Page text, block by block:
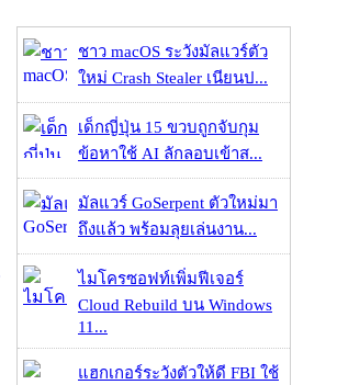
ชาว macOS ระวังมัลแวร์ตัว
ใหม่ Crash Stealer เนียนป...
เด็กญี่ปุ่น 15 ขวบถูกจับกุม
ข้อหาใช้ AI ลักลอบเข้าส...
มัลแวร์ GoSerpent ตัวใหม่มา
ถึงแล้ว พร้อมลุยเล่นงาน...
ไมโครซอฟท์เพิ่มฟีเจอร์
Cloud Rebuild บน Windows
11...
แฮกเกอร์ระวังตัวให้ดี FBI ใช้